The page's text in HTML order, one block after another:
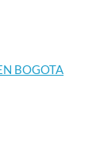
BOGOTA